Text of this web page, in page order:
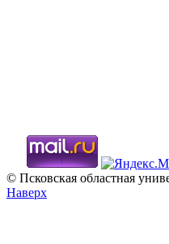
© Псковская областная
Наверх